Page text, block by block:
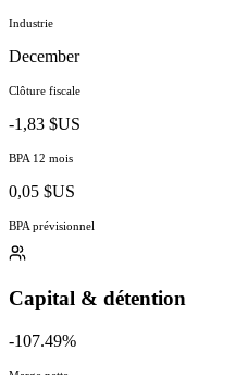
Industrie
December
Clôture fiscale
-1,83 $US
BPA 12 mois
0,05 $US
BPA prévisionnel
Capital & détention
-107.49%